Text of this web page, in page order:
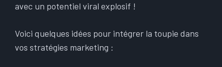
avec un potentiel viral explosif !
Voici quelques idées pour intégrer la toupie dans
vos stratégies marketing :